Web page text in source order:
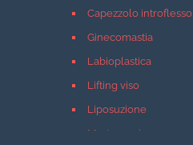
Capezzolo introflesso
Ginecomastia
Labioplastica
Lifting viso
Liposuzione
Mastopessi